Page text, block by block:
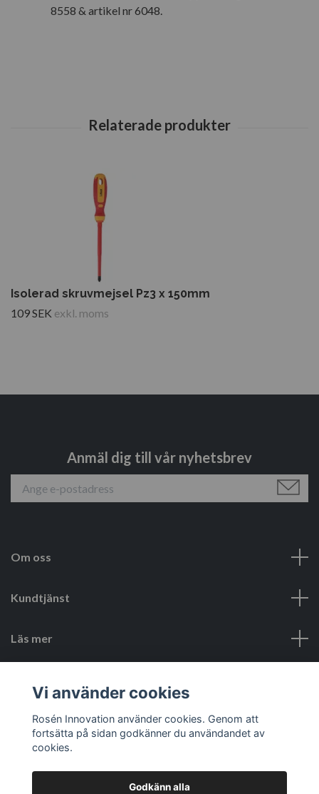
8558 & artikel nr 6048.
Isolerad skruvmejsel Pz3 x 150mm
109 SEK exkl. moms
Anmäl dig till vår nyhetsbrev
Om oss
Kundtjänst
Läs mer
Vi använder cookies
Rosén Innovation använder cookies. Genom att
fortsätta på sidan godkänner du användandet av
cookies.
Godkänn alla